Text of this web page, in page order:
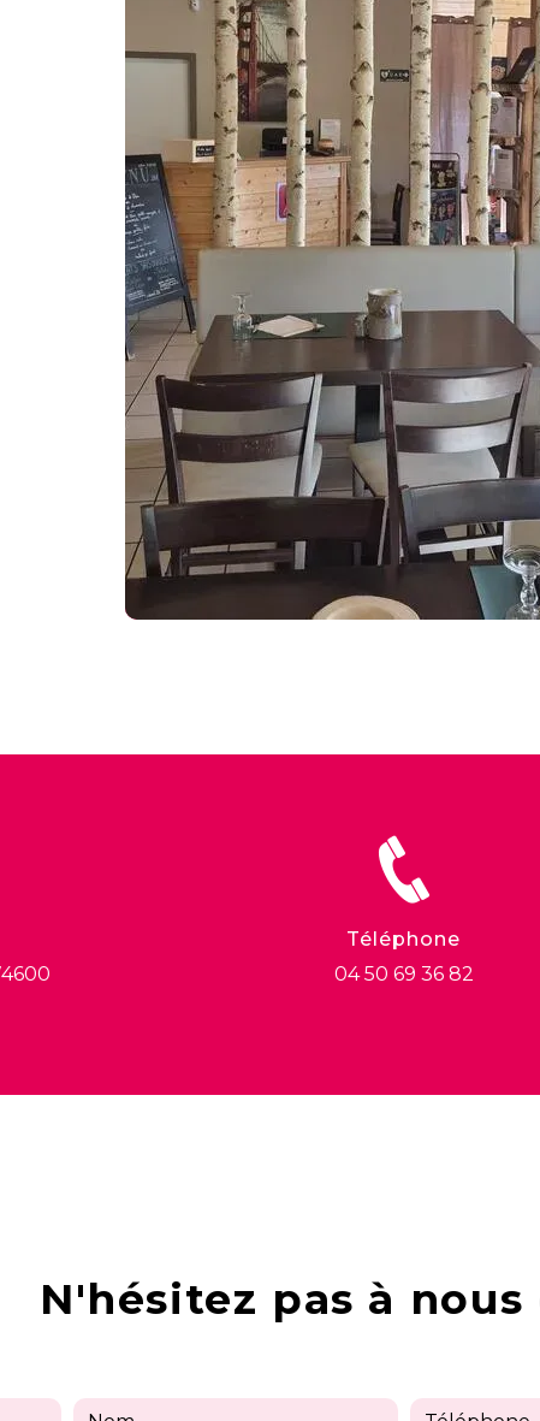
Téléphone
04 50 69 36 82
N'hésitez pas à